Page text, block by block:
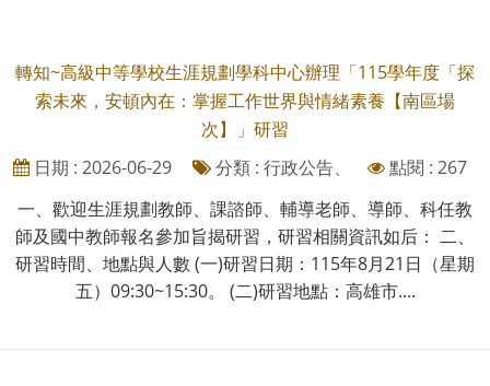
轉知~高級中等學校生涯規劃學科中心辦理「115學年度「探
索未來，安頓內在：掌握工作世界與情緒素養【南區場
次】」研習
日期 : 2026-06-29
分類 : 行政公告、
點閱 : 267
一、歡迎生涯規劃教師、課諮師、輔導老師、導師、科任教
師及國中教師報名參加旨揭研習，研習相關資訊如后： 二、
研習時間、地點與人數 (一)研習日期：115年8月21日（星期
五）09:30~15:30。 (二)研習地點：高雄市....